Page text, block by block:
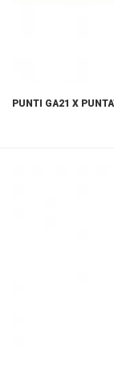
PUNTI GA21 X